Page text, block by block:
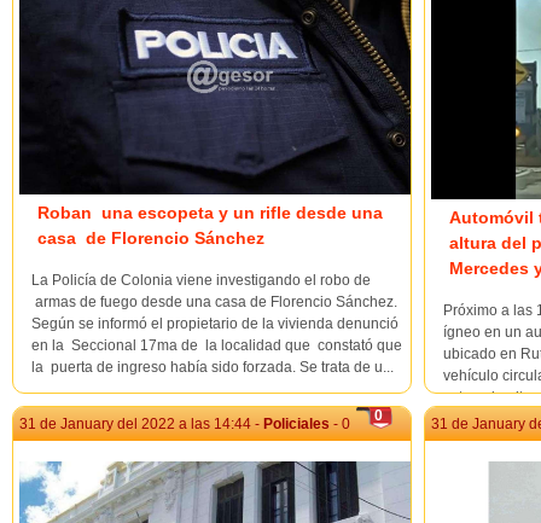
Roban una escopeta y un rifle desde una
casa de Florencio Sánchez
La Policía de Colonia viene investigando el robo de
armas de fuego desde una casa de Florencio Sánchez.
Según se informó el propietario de la vivienda denunció
en la Seccional 17ma de la localidad que constató que
la puerta de ingreso había sido forzada. Se trata de u...
Automóvil
altura del
Mercedes
Próximo a las
ígneo en un
ubicado en
vehículo
estar a la
que se
0
31 de January del 2022 a las 14:44 - Policiales - 0 31 de January